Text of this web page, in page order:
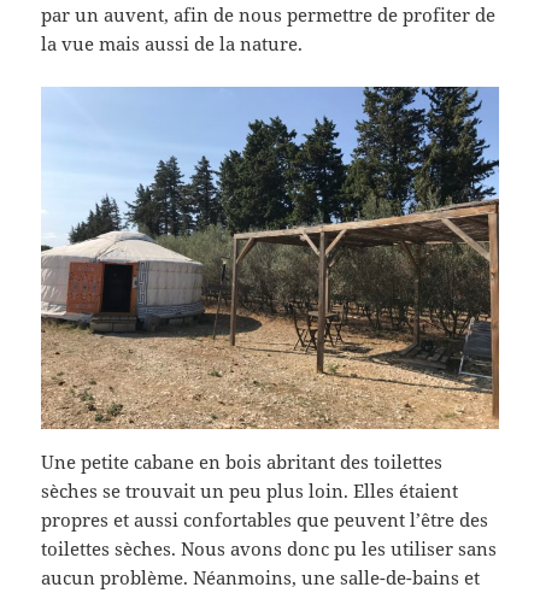
par un auvent, afin de nous permettre de profiter de
la vue mais aussi de la nature.
Une petite cabane en bois abritant des toilettes
sèches se trouvait un peu plus loin. Elles étaient
propres et aussi confortables que peuvent l’être des
toilettes sèches. Nous avons donc pu les utiliser sans
aucun problème. Néanmoins, une salle-de-bains et